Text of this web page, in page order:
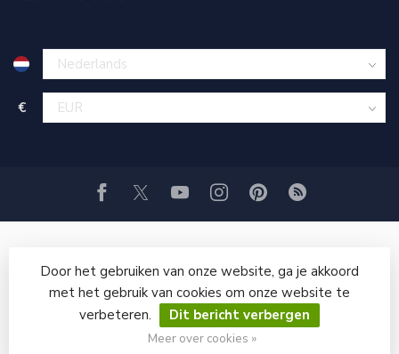
€
© Copyright 2026 GRITSTRAALWINKEL
Door het gebruiken van onze website, ga je akkoord
met het gebruik van cookies om onze website te
verbeteren.
Dit bericht verbergen
Meer over cookies »